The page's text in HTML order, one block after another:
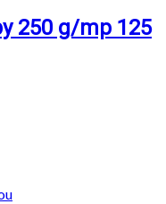
250 g/mp 125